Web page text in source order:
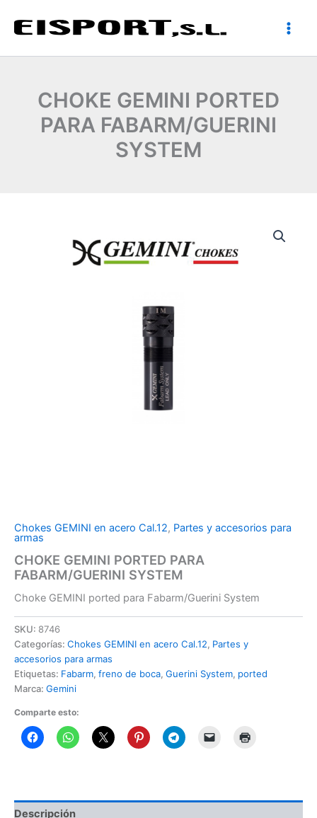
CHOKE GEMINI PORTED
PARA FABARM/GUERINI
SYSTEM
Chokes GEMINI en acero Cal.12, Partes y accesorios para
armas
CHOKE GEMINI PORTED PARA
FABARM/GUERINI SYSTEM
Choke GEMINI ported para Fabarm/Guerini System
SKU: 8746
Categorías: Chokes GEMINI en acero Cal.12, Partes y
accesorios para armas
Etiquetas: Fabarm, freno de boca, Guerini System, ported
Marca: Gemini
Comparte esto:
Descripción